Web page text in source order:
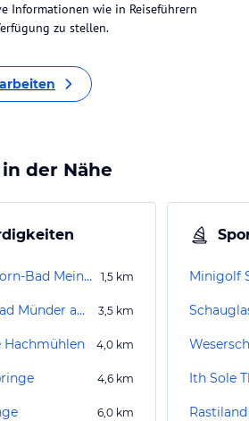
Informationen wie in Reiseführern
zu stellen.
der Nähe
Stadtrundgang Horn-Bad Meinberg 1,5 km
Stadtrundgang Bad Münder am Deister 3,5 km
Hachmühlen 4,0 km
4,6 km
6,0 km
Minigolf
Rastiland